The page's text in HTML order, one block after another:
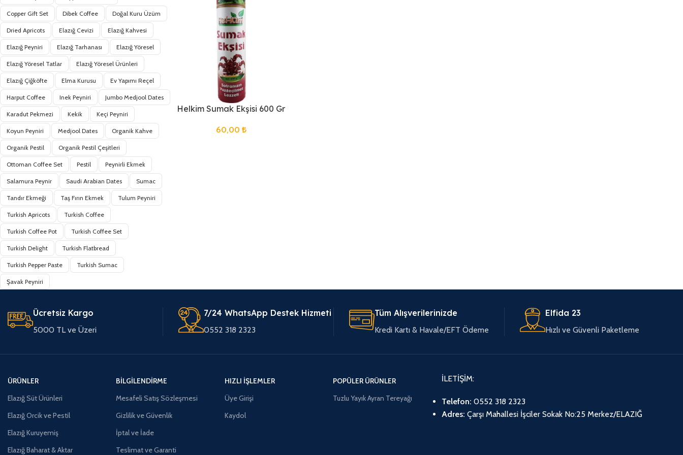
Copper Gift Set Dibek Coffee Doğal Kuru Üzüm
Dried Apricots Elazığ Cevizi Elazığ Kahvesi
Elazığ Peyniri Elazığ Tarhanası Elazığ Yöresel
Elazığ Yöresel Tatlar Elazığ Yöresel Ürünleri
Elazığ Çiğköfte Elma Kurusu Ev Yapımı Reçel
Harput Coffee Inek Peyniri Jumbo Medjool Dates
Karadut Pekmezi Kekik Keçi Peyniri
Koyun Peyniri Medjool Dates Organik Kahve
Organik Pestil Organik Pestil Çeşitleri
Ottoman Coffee Set Pestil Peynirli Ekmek
Salamura Peynir Saudi Arabian Dates Sumac
Tandır Ekmeği Taş Fırın Ekmek Tulum Peyniri
Turkish Apricots Turkish Coffee
Turkish Coffee Pot Turkish Coffee Set
Turkish Delight Turkish Flatbread
Turkish Pepper Paste Turkish Sumac
Şavak Peyniri
Helkim Sumak Ekşisi 600 Gr
60,00 ₺
Ücretsiz Kargo
5000 TL ve Üzeri
7/24 WhatsApp Destek Hizmeti
0552 318 2323
Tüm Alışverilerinizde
Kredi Kartı & Havale/EFT Ödeme
Elfida 23
Hızlı ve Güvenli Paketleme
ÜRÜNLER
Elazığ Süt Ürünleri
Elazığ Orcik ve Pestil
Elazığ Kuruyemiş
Elazığ Baharat & Aktar
BILGILENDIRME
Mesafeli Satış Sözleşmesi
Gizlilik ve Güvenlik
İptal ve İade
Teslimat ve Garanti
HIZLI İŞLEMLER
Üye Girişi
Kaydol
POPÜLER ÜRÜNLER
Tuzlu Yayık Ayran Tereyağı
İLETİŞİM:
Telefon: 0552 318 2323
Adres: Çarşı Mahallesi İşciler Sokak No:25 Merkez/ELAZIĞ